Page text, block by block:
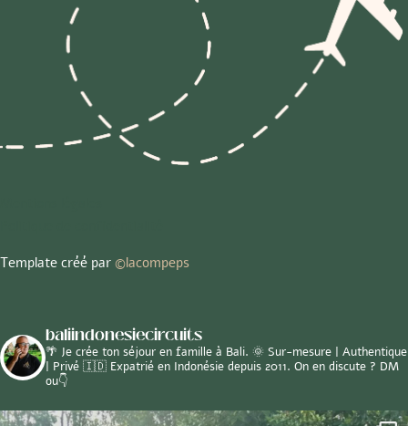
Template créé par ©lacompeps
baliindonesiecircuits
🌴 Je crée ton séjour en famille à Bali. 🌞 Sur-mesure | Authentique
| Privé 🇮🇩 Expatrié en Indonésie depuis 2011. On en discute ? DM
ou👇